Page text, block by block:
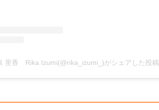
里香 Rika Izumi(@rika_izumi_)がシェアした投稿